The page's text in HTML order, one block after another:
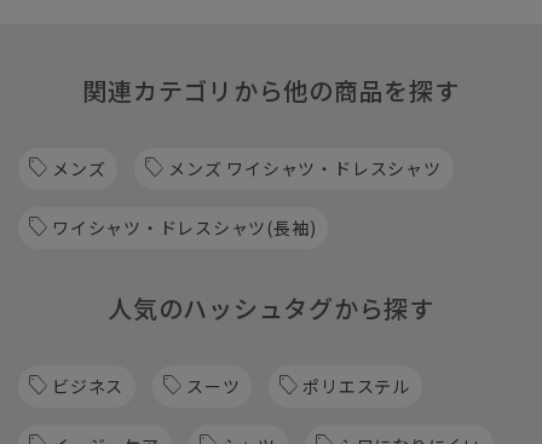
関連カテゴリから他の商品を探す
メンズ メンズ ワイシャツ・ドレスシャツ
ワイシャツ・ドレスシャツ(長袖)
人気のハッシュタグから探す
ビジネス スーツ ポリエステル